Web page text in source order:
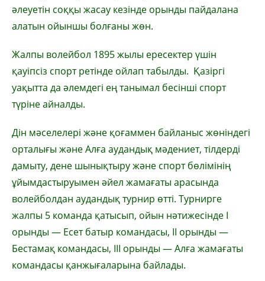
әлеуетін соққы жасау кезінде орынды пайдалана
алатын ойыншы болғаны жөн.
Жалпы волейбол 1895 жылы ересектер үшін
қауіпсіз спорт ретінде ойлап табылды. Қазіргі
уақытта да әлемдегі ең танымал бесінші спорт
түріне айналды.
Дін мәселелері және қоғаммен байланыс жөніндегі
орталығы және Алға аудандық мәдениет, тілдерді
дамыту, дене шынықтыру және спорт бөлімінің
ұйымдастыруымен әйел жамағаты арасында
волейболдан аудандық турнир өтті. Турнирге
жалпы 5 команда қатысып, ойын нәтижесінде І
орынды — Есет батыр командасы, ІІ орынды —
Бестамақ командасы, ІІІ орынды — Алға жамағаты
командасы қанжығаларына байлады.